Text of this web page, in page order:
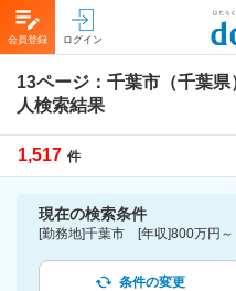
会員登録 ログイン
13ページ： 千葉市（千葉県
人検索結果
1,517 件
現在の検索条件
[勤務地]千葉市 [年収]800万円～
条件の変更